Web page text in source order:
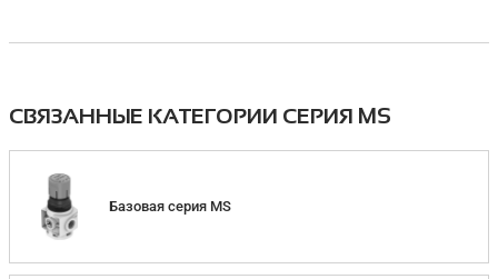
СВЯЗАННЫЕ КАТЕГОРИИ СЕРИЯ MS
Базовая серия MS